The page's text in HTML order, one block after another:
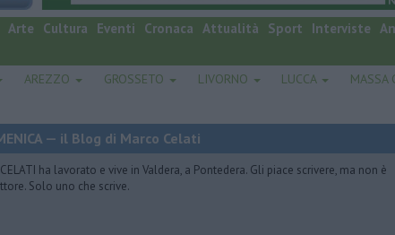
Arte Cultura Eventi Cronaca Attualità Sport Interviste
AREZZO GROSSETO LIVORNO LUCCA MASSA
— il Blog di Marco Celati
CELATI ha lavorato e vive in Valdera, a Pontedera. Gli piace scrivere, ma non è
Solo uno che scrive.